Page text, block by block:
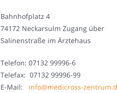
Bahnhofplatz 4
74172 Neckarsulm Zugang über
Salinenstraße im Ärztehaus
Telefon: 07132 99996-6
Telefax: 07132 99996-99
E-Mail: info@medicross-